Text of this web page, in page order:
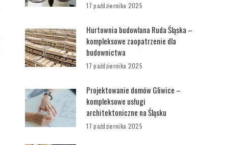
17 października 2025
Hurtownia budowlana Ruda Śląska –
kompleksowe zaopatrzenie dla
budownictwa
17 października 2025
Projektowanie domów Gliwice –
kompleksowe usługi
architektoniczne na Śląsku
17 października 2025